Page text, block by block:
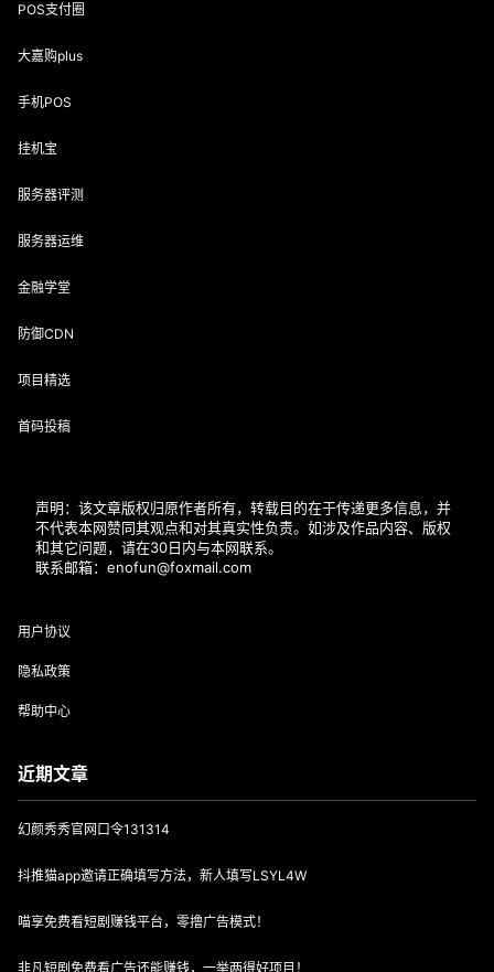
POS支付圈
大嘉购plus
手机POS
挂机宝
服务器评测
服务器运维
金融学堂
防御CDN
项目精选
首码投稿
声明：该文章版权归原作者所有，转载目的在于传递更多信息，并
不代表本网赞同其观点和对其真实性负责。如涉及作品内容、版权
和其它问题，请在30日内与本网联系。
联系邮箱：enofun@foxmail.com
用户协议
隐私政策
帮助中心
近期文章
幻颜秀秀官网口令131314
抖推猫app邀请正确填写方法，新人填写LSYL4W
喵享免费看短剧赚钱平台，零撸广告模式！
非凡短剧免费看广告还能赚钱，一举两得好项目！